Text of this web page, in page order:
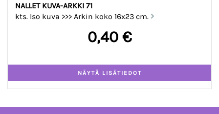
NALLET KUVA-ARKKI 71
kts. Iso kuva >>> Arkin koko 16x23 cm.
0,40 €